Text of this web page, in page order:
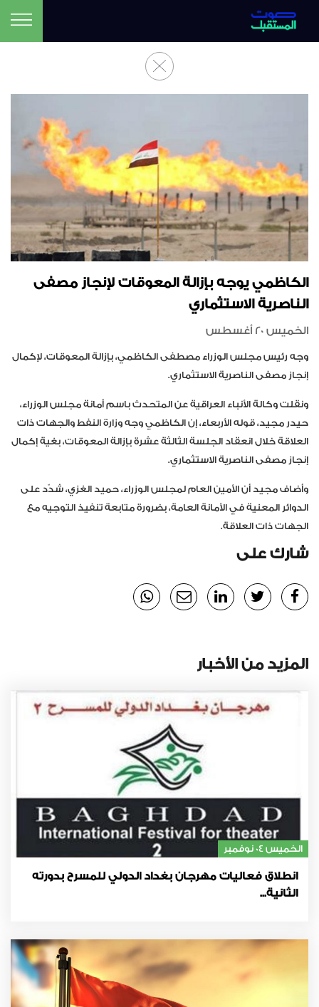
الكاظمي يوجه بإزالة المعوقات لإنجاز مصفى
الناصرية الاستثماري
الخميس 20 أغسطس
وجه رئيس مجلس الوزراء مصطفى الكاظمي، بإزالة المعوقات، لإكمال
إنجاز مصفى الناصرية الاستثماري.
ونقلت وكالة الأنباء العراقية عن المتحدث باسم أمانة مجلس الوزراء،
حيدر مجيد، قوله الأربعاء، إن الكاظمي وجه وزارة النفط والجهات ذات
العلاقة خلال انعقاد الجلسة الثالثة عشرة بإزالة المعوقات، بغية إكمال
إنجاز مصفى الناصرية الاستثماري.
وأضاف مجيد أن الأمين العام لمجلس الوزراء، حميد الغزي، شدّد على
الدوائر المعنية في الأمانة العامة، بضرورة متابعة تنفيذ التوجيه مع
الجهات ذات العلاقة.
شارك على
المزيد من الأخبار
الخميس 04 نوفمبر
انطلاق فعاليات مهرجان بغداد الدولي للمسرح بدورته
الثانية...